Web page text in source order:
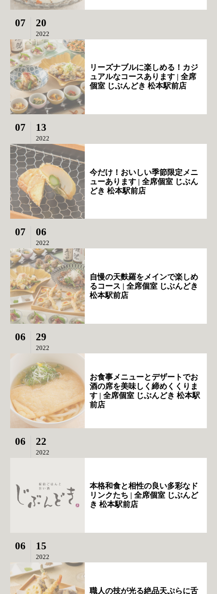
07 20
2022
リーズナブルに楽しめる！カジ
ュアルなコースあります | 全席
個室 じぶんどき 松本駅前店
07 13
2022
今だけ！おいしい季節限定メニ
ューあります | 全席個室 じぶん
どき 松本駅前店
07 06
2022
自慢の天麩羅をメインで楽しめ
るコース | 全席個室 じぶんどき
松本駅前店
06 29
2022
お食事メニューとデザートでお
酒の席を美味しく締めくくりま
す | 全席個室 じぶんどき 松本駅
前店
06 22
2022
本格和食と相性の良い多彩なド
リンクたち | 全席個室 じぶんど
き 松本駅前店
06 15
2022
職人の技が光る絶品天ぷらに舌